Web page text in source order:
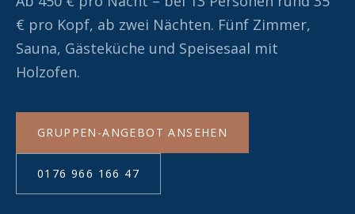
€ pro Kopf, ab zwei Nächten. Fünf Zimmer,
Sauna, Gästeküche und Speisesaal mit
Holzofen.
GRUPPEN-ANGEBOT ANSEHEN
0176 966 166 47